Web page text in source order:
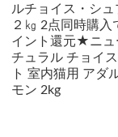
ルチョイス・シ
２㎏ 2点同時購入
イント還元★ニュ
チュラル チョイ
ト 室内猫用 アダ
モン 2kg